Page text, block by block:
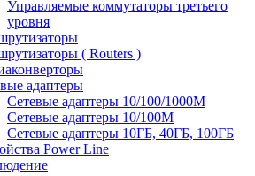
Управляемые коммутаторы третьего
уровня
( Routers )
адаптеры
Сетевые адаптеры 10/100/1000М
Сетевые адаптеры 10/100M
Сетевые адаптеры 10ГБ, 40ГБ, 100ГБ
Power Line